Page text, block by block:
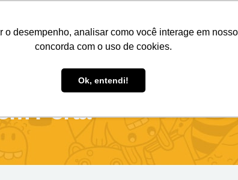
desempenho, analisar como você interage em
concorda com o uso de cookies.
Ok, entendi!
Brindes Ecológicos
Porta